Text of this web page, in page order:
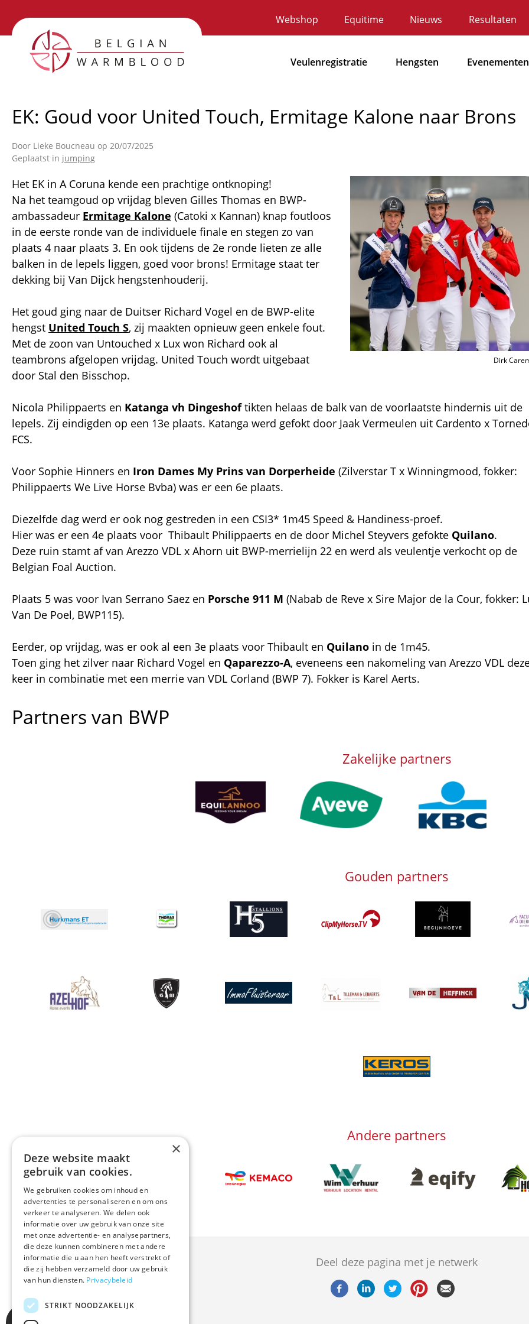
naar
Secundaire
navigatie
Webshop Equitime Nieuws Resultaten
Hoofdnavigatie
Veulenregistratie Hengsten Evenementen
EK: Goud voor United Touch, Ermitage Kalone naar Brons
Door Lieke Boucneau op 20/07/2025
Geplaatst in jumping
Afbeelding
Dirk
Het EK in A Coruna kende een prachtige ontknoping!
Na het teamgoud op vrijdag bleven Gilles Thomas en BWP-
ambassadeur Ermitage Kalone (Catoki x Kannan) knap foutloos
in de eerste ronde van de individuele finale en stegen zo van
plaats 4 naar plaats 3. En ook tijdens de 2e ronde lieten ze alle
balken in de lepels liggen, goed voor brons! Ermitage staat ter
dekking bij Van Dijck hengstenhouderij.
Het goud ging naar de Duitser Richard Vogel en de BWP-elite
hengst United Touch S, zij maakten opnieuw geen enkele fout.
Met de zoon van Untouched x Lux won Richard ook al
teambrons afgelopen vrijdag. United Touch wordt uitgebaat
door Stal den Bisschop.
Nicola Philippaerts en Katanga vh Dingeshoftikten helaas de balk van de voorlaatste hindernis uit de
lepels. Zij eindigden op een 13e plaats. Katanga werd gefokt door Jaak Vermeulen uit Cardento x
FCS.
Voor Sophie Hinners en Iron Dames My Prins van Dorperheide (Zilverstar T x Winningmood, fokker:
Philippaerts We Live Horse Bvba) was er een 6e plaats.
Diezelfde dag werd er ook nog gestreden in een CSI3* 1m45 Speed & Handiness-proef.
Hier was er een 4e plaats voor Thibault Philippaerts en de door Michel Steyvers gefokte Quilano.
Deze ruin stamt af van Arezzo VDL x Ahorn uit BWP-merrielijn 22 en werd als veulentje verkocht op de
Belgian Foal Auction.
Plaats 5 was voor Ivan Serrano Saez en Porsche 911 M (Nabab de Reve x Sire Major de la Cour, fokker:
Van De Poel, BWP115).
Eerder, op vrijdag, was er ook al een 3e plaats voor Thibault en Quilano in de 1m45.
Toen ging het zilver naar Richard Vogel en Qaparezzo-A, eveneens een nakomeling van Arezzo VDL
keer in combinatie met een merrie van VDL Corland (BWP 7). Fokker is Karel Aerts.
Partners van BWP
Zakelijke partners
Afbeelding Afbeelding Afbeelding
Gouden partners
Afbeelding
Afbeelding Afbeelding
Afbeelding Afbeelding Afbeelding
Afbeelding
Afbeelding
Afbeelding
Andere partners
Afbeelding
Afbeelding
Afbeelding Afbeelding
Deel deze pagina met je netwerk
×
Deze website maakt
gebruik van cookies.
We gebruiken cookies om inhoud en
advertenties te personaliseren en om ons
verkeer te analyseren. We delen ook
informatie over uw gebruik van onze site
met onze advertentie- en analysepartners,
die deze kunnen combineren met andere
informatie die u aan hen heeft verstrekt of
die zij hebben verzameld door uw gebruik
van hun diensten. Privacybeleid
STRIKT NOODZAKELIJK